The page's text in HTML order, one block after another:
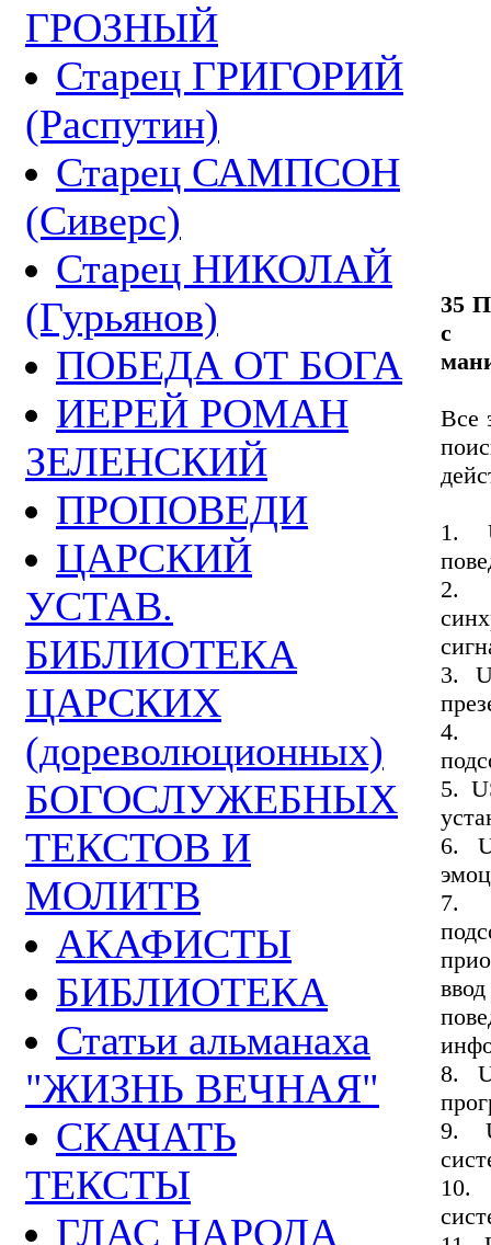
ГРОЗНЫЙ
Старец ГРИГОРИЙ
(Распутин)
Старец САМПСОН
(Сиверс)
Старец НИКОЛАЙ
(Гурьянов)
ПОБЕДА ОТ БОГА
ИЕРЕЙ РОМАН
ЗЕЛЕНСКИЙ
ПРОПОВЕДИ
ЦАРСКИЙ
УСТАВ.
БИБЛИОТЕКА
ЦАРСКИХ
(дореволюционных)
БОГОСЛУЖЕБНЫХ
ТЕКСТОВ И
МОЛИТВ
АКАФИСТЫ
БИБЛИОТЕКА
Статьи альманаха
"ЖИЗНЬ ВЕЧНАЯ"
СКАЧАТЬ
ТЕКСТЫ
ГЛАС НАРОДА
35
с
Все
1.
2.
3.
4.
5.
6.
7.
8.
9.
10.